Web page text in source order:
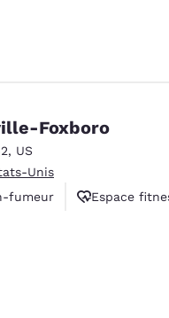
Foxboro
, US
Unis
fumeur
Espace